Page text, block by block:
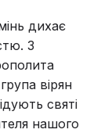
дихає
З
вірян
святі
нашого